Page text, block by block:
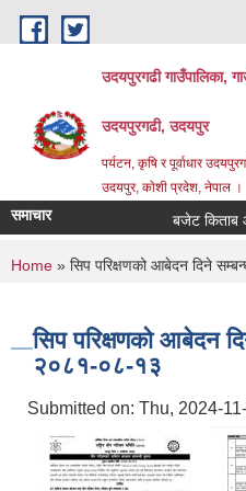
Skip to main content
उदयपुरगढी गाउँपालिका,
उदयपुरगढी, उदयपुर
पर्यटन, कृषि र पूर्वाधार
उदयपुर, काेशी प्रदेश, नेपाल ।
समाचार बजेट किताब
You are here
Home » सिप परिक्षणको आबेदन दिने
सिप परिक्षणको आबेदन
२०८१-०८-१३
Submitted on: Thu, 2024-